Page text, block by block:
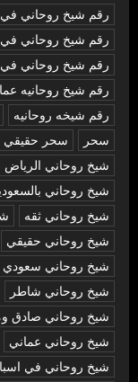
رقم شيخ روحاني
رقم شيخ روحاني في
رقم شيخ روحاني في
رقم شيخ روحانيه
رقم شيخه روحانيه
سحر
سحر حقيقي
شيخ روحاني الرياض
شيخ روحاني
شيخ روحاني ثقه
شيخ روحاني حقيقي
شيخ روحاني سعودي
شيخ روحاني شاطر
شيخ روحاني صادق
شيخ روحاني عماني
شيخ روحاني في